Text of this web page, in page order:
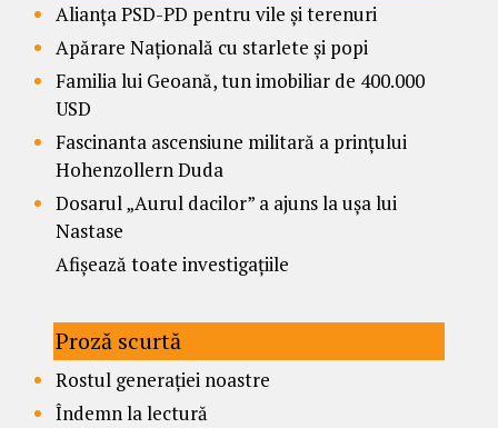
Alianța PSD-PD pentru vile și terenuri
Apărare Națională cu starlete și popi
Familia lui Geoană, tun imobiliar de 400.000
USD
Fascinanta ascensiune militară a prințului
Hohenzollern Duda
Dosarul „Aurul dacilor” a ajuns la ușa lui
Nastase
Afișează toate investigațiile
Proză scurtă
Rostul generației noastre
Îndemn la lectură